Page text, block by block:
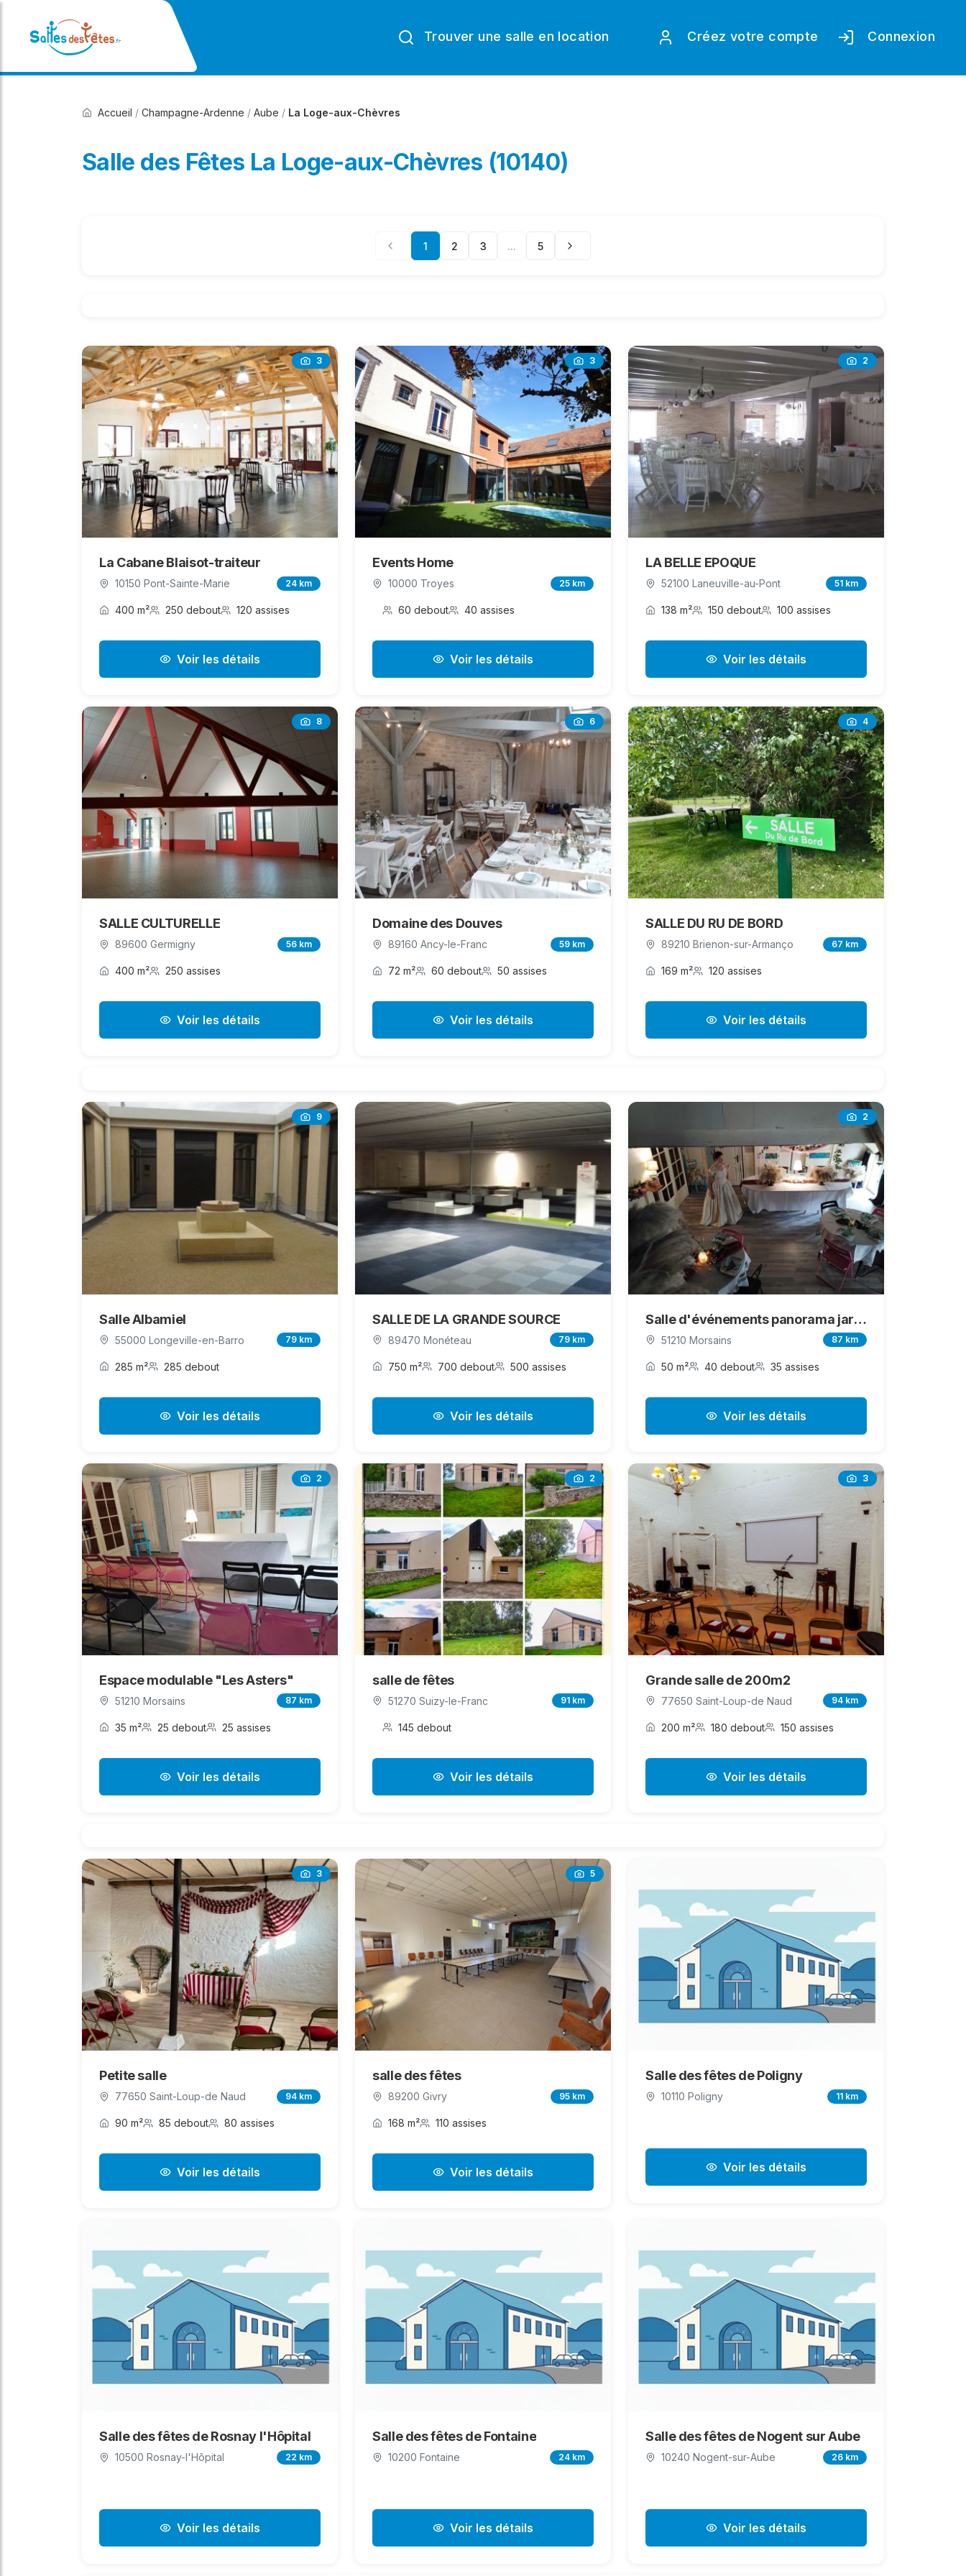
Trouver une salle en location Créez votre compte Connexion
Accueil / Champagne-Ardenne / Aube / La Loge-aux-Chèvres
Salle des Fêtes La Loge-aux-Chèvres (10140)
1 2 3 ... 5
3
La Cabane Blaisot-traiteur
10150 Pont-Sainte-Marie 24 km
400 m² 250 debout 120 assises
Voir les détails
3
Events Home
10000 Troyes 25 km
60 debout 40 assises
Voir les détails
2
LA BELLE EPOQUE
52100 Laneuville-au-Pont 51 km
138 m² 150 debout 100 assises
Voir les détails
8
SALLE CULTURELLE
89600 Germigny 56 km
400 m² 250 assises
Voir les détails
6
Domaine des Douves
89160 Ancy-le-Franc 59 km
72 m² 60 debout 50 assises
Voir les détails
4
SALLE DU RU DE BORD
89210 Brienon-sur-Armanço 67 km
169 m² 120 assises
Voir les détails
9
Salle Albamiel
55000 Longeville-en-Barro 79 km
285 m² 285 debout
Voir les détails
SALLE DE LA GRANDE SOURCE
89470 Monéteau 79 km
750 m² 700 debout 500 assises
Voir les détails
2
Salle d'événements panorama jardin
51210 Morsains 87 km
50 m² 40 debout 35 assises
Voir les détails
2
Espace modulable "Les Asters"
51210 Morsains 87 km
35 m² 25 debout 25 assises
Voir les détails
2
salle de fêtes
51270 Suizy-le-Franc 91 km
145 debout
Voir les détails
3
Grande salle de 200m2
77650 Saint-Loup-de Naud 94 km
200 m² 180 debout 150 assises
Voir les détails
3
Petite salle
77650 Saint-Loup-de Naud 94 km
90 m² 85 debout 80 assises
Voir les détails
5
salle des fêtes
89200 Givry 95 km
168 m² 110 assises
Voir les détails
Salle des fêtes de Poligny
10110 Poligny 11 km
Voir les détails
Salle des fêtes de Rosnay l'Hôpital
10500 Rosnay-l'Hôpital 22 km
Voir les détails
Salle des fêtes de Fontaine
10200 Fontaine 24 km
Voir les détails
Salle des fêtes de Nogent sur Aube
10240 Nogent-sur-Aube 26 km
Voir les détails